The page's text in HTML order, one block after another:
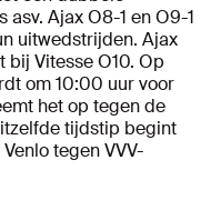
Ajax O8-1 en O9-1
uitwedstrijden. Ajax
bij Vitesse O10. Op
om 10:00 uur voor
het op tegen de
tijdstip begint
tegen VVV-